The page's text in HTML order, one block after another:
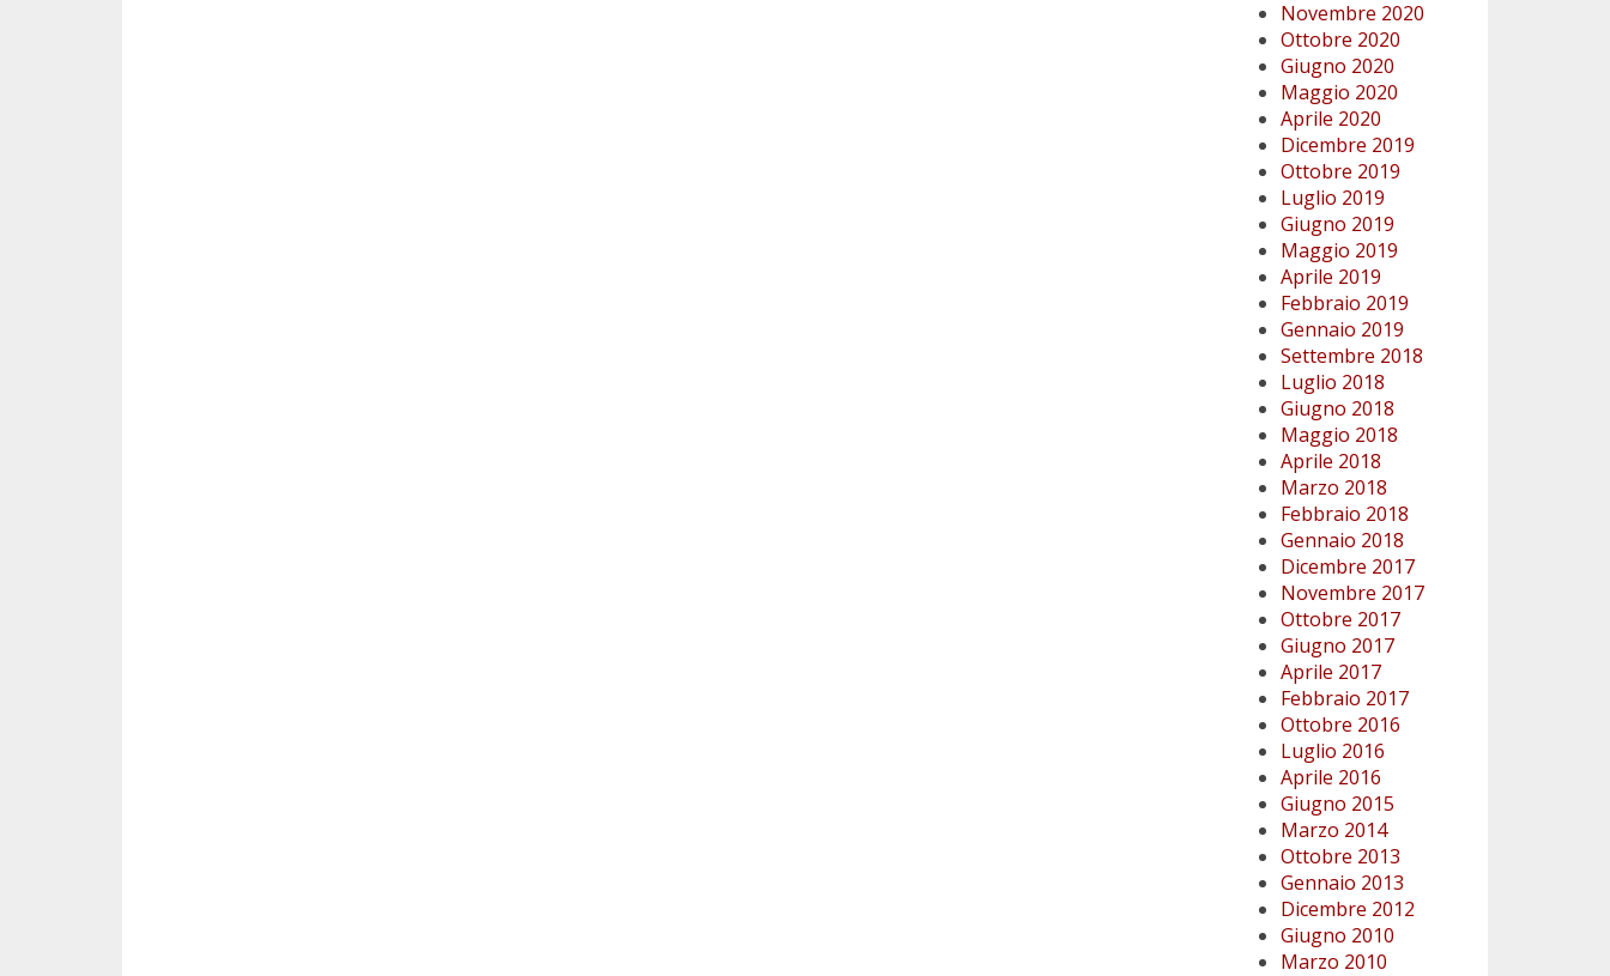
Novembre 2020
Ottobre 2020
Giugno 2020
Maggio 2020
Aprile 2020
Dicembre 2019
Ottobre 2019
Luglio 2019
Giugno 2019
Maggio 2019
Aprile 2019
Febbraio 2019
Gennaio 2019
Settembre 2018
Luglio 2018
Giugno 2018
Maggio 2018
Aprile 2018
Marzo 2018
Febbraio 2018
Gennaio 2018
Dicembre 2017
Novembre 2017
Ottobre 2017
Giugno 2017
Aprile 2017
Febbraio 2017
Ottobre 2016
Luglio 2016
Aprile 2016
Giugno 2015
Marzo 2014
Ottobre 2013
Gennaio 2013
Dicembre 2012
Giugno 2010
Marzo 2010